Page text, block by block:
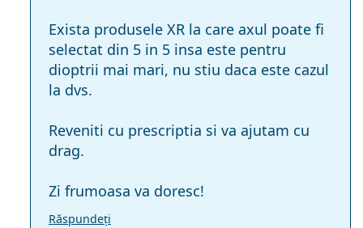
Exista produsele XR la care axul poate fi
selectat din 5 in 5 insa este pentru
dioptrii mai mari, nu stiu daca este cazul
la dvs.
Reveniti cu prescriptia si va ajutam cu
drag.
Zi frumoasa va doresc!
Răspundeți